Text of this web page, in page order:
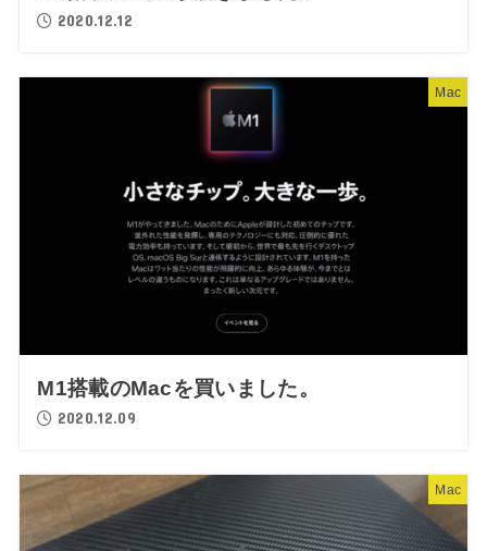
2020.12.12
Mac
M1搭載のMacを買いました。
2020.12.09
Mac